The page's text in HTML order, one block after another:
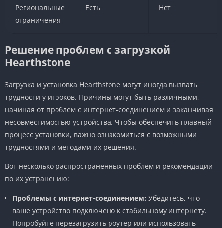
Региональные
ограничения
Есть Нет
Решение проблем с загрузкой
Hearthstone
Загрузка и установка Hearthstone могут иногда вызвать
трудности у игроков. Причины могут быть различными,
начиная от проблем с интернет-соединением и заканчивая
несовместимостью устройства. Чтобы обеспечить плавный
процесс установки, важно ознакомиться с возможными
трудностями и методами их решения.
Вот несколько распространенных проблем и рекомендации
по их устранению:
Проблемы с интернет-соединением: Убедитесь, что
ваше устройство подключено к стабильному интернету.
Попробуйте перезагрузить роутер или использовать